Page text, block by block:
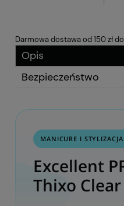
Darmowa dostawa od 150 zł
Opis
Bezpieczeństwo
MANICURE I
Excellent
Thixo